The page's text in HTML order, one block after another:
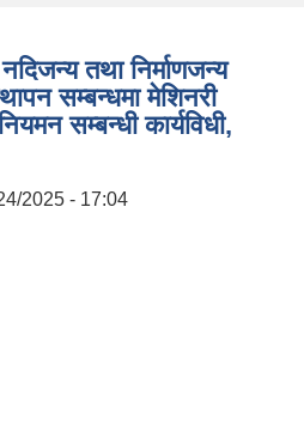
तथा निर्माणजन्य
सम्बन्धमा मेशिनरी
सम्बन्धी कार्यविधी,
2025 - 17:04